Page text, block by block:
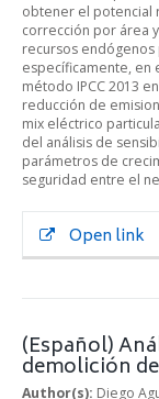
obtener el potencial
corrección por área
recursos
específicamente, en
método IPCC 2013
reducción de
mix eléctrico
del análisis de
parámetros de
seguridad entre el
Open link
(Español)
demolición
Author(s): Diego